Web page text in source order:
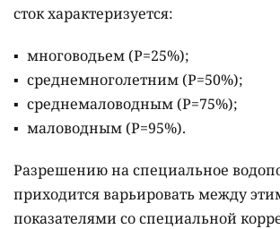
сток характеризуется:
многоводьем (Р=25%);
среднемноголетним (Р=50%);
среднемаловодным (Р=75%);
маловодным (Р=95%).
Разрешению на специальное
приходится варьировать между
показателями со специальной